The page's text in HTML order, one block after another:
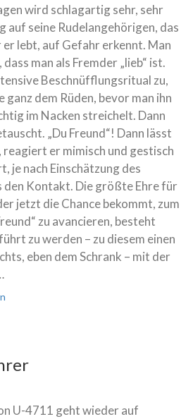
wird schlagartig sehr, sehr
auf seine Rudelangehörigen, das
er lebt, auf Gefahr erkennt. Man
dass man als Fremder „lieb“ ist.
Beschnüfflungsritual zu,
dem Rüden, bevor man ihn
im Nacken streichelt. Dann
„Du Freund“! Dann lässt
reagiert er mimisch und gestisch
je nach Einschätzung des
den Kontakt. Die größte Ehre für
jetzt die Chance bekommt, zum
zu avancieren, besteht
zu werden – zu diesem einen
eben dem Schrank – mit der
U-4711 geht wieder auf